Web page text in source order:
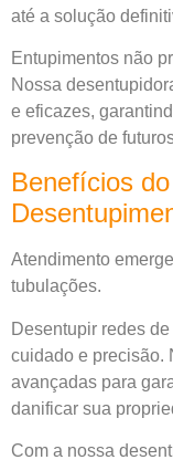
até a solução
Entupimentos não
Nossa
e eficazes,
prevenção de
Benefícios
Atendimento
tubulações.
Desentupir redes
cuidado e precisão.
avançadas para
danificar sua
Com a nossa